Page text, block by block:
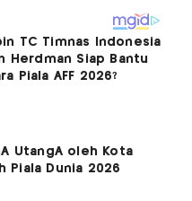
TC Timnas Indonesia
Herdman Siap Bantu
Piala AFF 2026?
UtangÂ oleh Kota
Piala Dunia 2026